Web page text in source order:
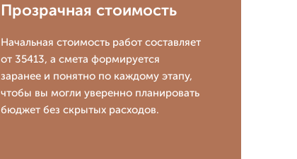
Прозрачная стоимость
Начальная стоимость работ составляет
от 35413, а смета формируется
заранее и понятно по каждому этапу,
чтобы вы могли уверенно планировать
бюджет без скрытых расходов.